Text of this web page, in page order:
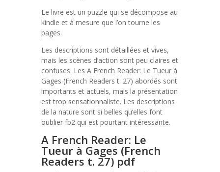
Le livre est un puzzle qui se décompose au
kindle et à mesure que l’on tourne les
pages.
Les descriptions sont détaillées et vives,
mais les scènes d’action sont peu claires et
confuses. Les A French Reader: Le Tueur à
Gages (French Readers t. 27) abordés sont
importants et actuels, mais la présentation
est trop sensationnaliste. Les descriptions
de la nature sont si belles qu’elles font
oublier fb2 qui est pourtant intéressante.
A French Reader: Le
Tueur à Gages (French
Readers t. 27) pdf